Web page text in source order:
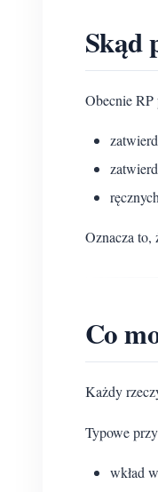
Skąd
Obecnie RP
Oznacza to,
Co
Każdy
Typowe
wkład